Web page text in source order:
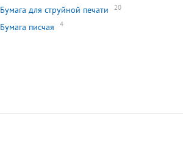
Бумага для струйной печати 20
Бумага писчая 4